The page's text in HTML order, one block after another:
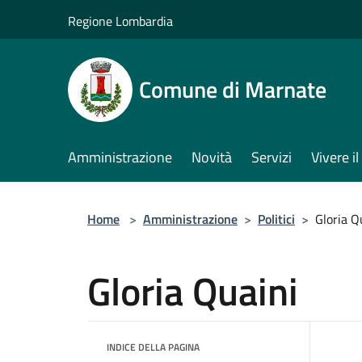
Regione Lombardia
Comune di Marnate
Amministrazione Novità Servizi Vivere
Home > Amministrazione > Politici > Gloria
Gloria Quaini
INDICE DELLA PAGINA